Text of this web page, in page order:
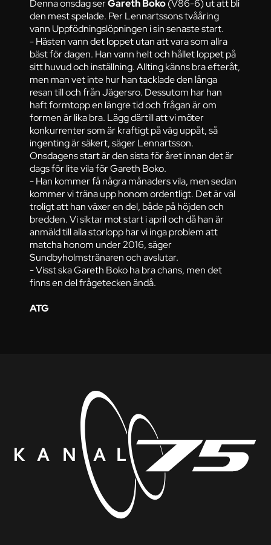
Denna onsdag serGareth Boko(V86-6) ut att bli
den mest spelade. Per Lennartssons tvååring
vann Uppfödningslöpningen i sin senaste start.
- Hästen vann det loppet utan att vara som allra
bäst för dagen. Han vann helt och hållet loppet på
sitt huvud och inställning. Allting känns bra efteråt,
men man vet inte hur han tacklade den långa
resan till och från Jägersro. Dessutom har han
haft formtopp en längre tid och frågan är om
formen är lika bra. Lägg därtill att vi möter
konkurrenter som är kraftigt på väg uppåt, så
ingenting är säkert, säger Lennartsson.
Onsdagens start är den sista för året innan det är
dags för lite vila för Gareth Boko.
- Han kommer få några månaders vila, men sedan
kommer vi träna upp honom ordentligt. Det är väl
troligt att han växer en del, både på höjden och
bredden. Vi siktar mot start i april och då han är
anmäld till alla storlopp har vi inga problem att
matcha honom under 2016, säger
Sundbyholmstränaren och avslutar.
- Visst ska Gareth Boko ha bra chans, men det
finns en del frågetecken ändå.
ATG